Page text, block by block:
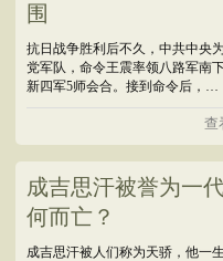
围
抗日战争胜利后不久，中共中央
党军队，命令王震率领八路军南
新四军5师会合。接到命令后，…
查
成吉思汗被誉为一
何而亡？
成吉思汗被人们称为天骄，他一